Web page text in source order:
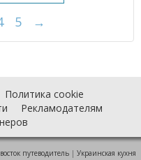
5 →
Политика cookie
Рекламодателям
путеводитель | Украинская кухня